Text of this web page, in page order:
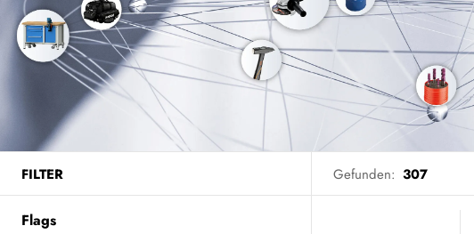
FILTER Gefunden: 307
Flags